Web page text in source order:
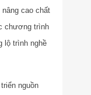
cao chất
chương trình
lộ trình nghề
nguồn